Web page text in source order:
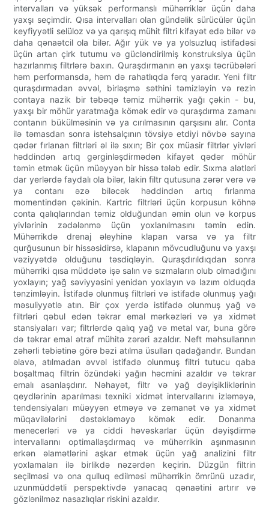
intervalları və yüksək performanslı mühərriklər üçün daha
yaxşı seçimdir. Qısa intervalları olan gündəlik sürücülər üçün
keyfiyyətli selüloz və ya qarışıq mühit filtri kifayət edə bilər və
daha qənaətcil ola bilər. Ağır yük və ya yolsuzluq istifadəsi
üçün artan çirk tutumu və gücləndirilmiş konstruksiya üçün
hazırlanmış filtrlərə baxın. Quraşdırmanın ən yaxşı təcrübələri
həm performansda, həm də rahatlıqda fərq yaradır. Yeni filtr
quraşdırmadan əvvəl, birləşmə səthini təmizləyin və rezin
contaya nazik bir təbəqə təmiz mühərrik yağı çəkin - bu,
yaxşı bir möhür yaratmağa kömək edir və quraşdırma zamanı
contanın bükülməsinin və ya cırılmasının qarşısını alır. Conta
ilə təmasdan sonra istehsalçının tövsiyə etdiyi növbə sayına
qədər fırlanan filtrləri əl ilə sıxın; Bir çox müasir filtrlər yivləri
həddindən artıq gərginləşdirmədən kifayət qədər möhür
təmin etmək üçün müəyyən bir hissə tələb edir. Sıxma alətləri
dar yerlərdə faydalı ola bilər, lakin filtr qutusuna zərər verə və
ya contanı əzə biləcək həddindən artıq fırlanma
momentindən çəkinin. Kartric filtrləri üçün korpusun köhnə
conta qalıqlarından təmiz olduğundan əmin olun və korpus
yivlərinin zədələnmə üçün yoxlanılmasını təmin edin.
Mühərrikdə drenaj əleyhinə klapan varsa və ya filtr
qurğusunun bir hissəsidirsə, klapanın mövcudluğunu və yaxşı
vəziyyətdə olduğunu təsdiqləyin. Quraşdırıldıqdan sonra
mühərriki qısa müddətə işə salın və sızmaların olub olmadığını
yoxlayın; yağ səviyyəsini yenidən yoxlayın və lazım olduqda
tənzimləyin. İstifadə olunmuş filtrləri və istifadə olunmuş yağı
məsuliyyətlə atın. Bir çox yerdə istifadə olunmuş yağ və
filtrləri qəbul edən təkrar emal mərkəzləri və ya xidmət
stansiyaları var; filtrlərdə qalıq yağ və metal var, buna görə
də təkrar emal ətraf mühitə zərəri azaldır. Neft məhsullarının
zəhərli təbiətinə görə bəzi atılma üsulları qadağandır. Bundan
əlavə, atılmadan əvvəl istifadə olunmuş filtri tutucu qaba
boşaltmaq filtrin özündəki yağın həcmini azaldır və təkrar
emalı asanlaşdırır. Nəhayət, filtr və yağ dəyişikliklərinin
qeydlərinin aparılması texniki xidmət intervallarını izləməyə,
tendensiyaları müəyyən etməyə və zəmanət və ya xidmət
müqavilələrini dəstəkləməyə kömək edir. Donanma
menecerləri və ya ciddi həvəskarlar üçün dəyişdirmə
intervallarını optimallaşdırmaq və mühərrikin aşınmasının
erkən əlamətlərini aşkar etmək üçün yağ analizini filtr
yoxlamaları ilə birlikdə nəzərdən keçirin. Düzgün filtrin
seçilməsi və ona qulluq edilməsi mühərrikin ömrünü uzadır,
uzunmüddətli perspektivdə yanacaq qənaətini artırır və
gözlənilməz nasazlıqlar riskini azaldır.